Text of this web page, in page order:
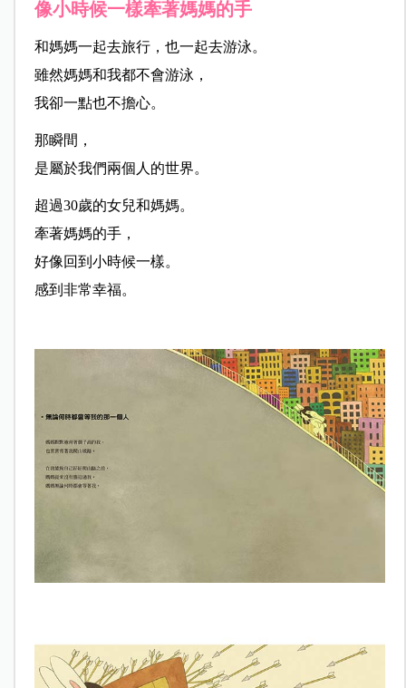
像小時候一樣牽著媽媽的手
和媽媽一起去旅行，也一起去游泳。
雖然媽媽和我都不會游泳，
我卻一點也不擔心。
那瞬間，
是屬於我們兩個人的世界。
超過30歲的女兒和媽媽。
牽著媽媽的手，
好像回到小時候一樣。
感到非常幸福。